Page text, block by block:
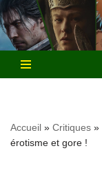
Aller
au
contenu
Accueil » Critiques »
érotisme et gore !